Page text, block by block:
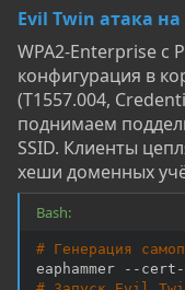
Evil Twin атака
WPA2-Enterprise с
конфигурация в
(T1557.004,
поднимаем
SSID. Клиенты
хеши доменных
Bash:
# Генерация